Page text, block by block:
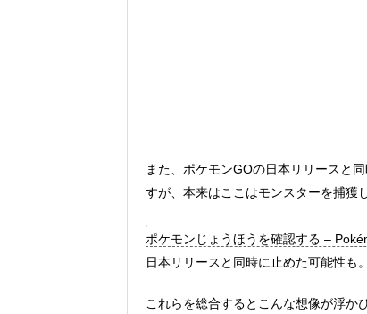
また、ポケモンGOの日本リリースと
すが、本来はここはモンスターを捕獲
ポケモンじょうほうを確認する –
日本リリースと同時に止めた可能性も
これらを総合するとこんな想像が浮か